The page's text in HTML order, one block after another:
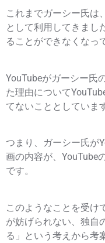
これまでガーシー氏は
として利用してきまし
ることができなくなっ
YouTubeがガーシー氏
た理由について
てないこととしていま
つまり、ガーシー氏が
画の内容が、YouTube
です。
このようなことを受け
が妨げられない、独自
る」という考えから考